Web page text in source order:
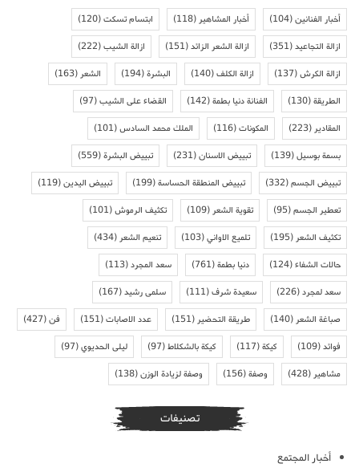
أخبار الفنانين(104) أخبار المشاهير(118) ابتسام تسكت(120)
ازالة التجاعيد(351) ازالة الشعر الزائد(151) ازالة الشيب(222)
ازالة الكرش(137) ازالة الكلف(140) البشرة(194) الشعر(163)
الطريقة(130) الفنانة دنيا بطمة(142) القضاء على الشيب(97)
المقادير(223) المكونات(116) الملك محمد السادس(101)
بسمة بوسيل(139) تبييض الاسنان(231) تبييض البشرة(559)
تبييض الجسم(332) تبييض المنطقة الحساسة(199) تبييض اليدين(119)
تعطير الجسم(95) تقوية الشعر(109) تكثيف الرموش(101)
تكثيف الشعر(195) تلميع الاواني(103) تنعيم الشعر(434)
حالات الشفاء(124) دنيا بطمة(761) سعد المجرد(113)
سعد لمجرد(226) سعيدة شرف(111) سلمى رشيد(167)
صباغة الشعر(140) طريقة التحضير(151) عدد الاصابات(151) فن(427)
فوائد(109) كيكة(117) كيكة بالشكلاط(97) ليلى الحديوي(97)
مشاهير(428) وصفة(156) وصفة لزيادة الوزن(138)
تصنيفات
أخبار المجتمع